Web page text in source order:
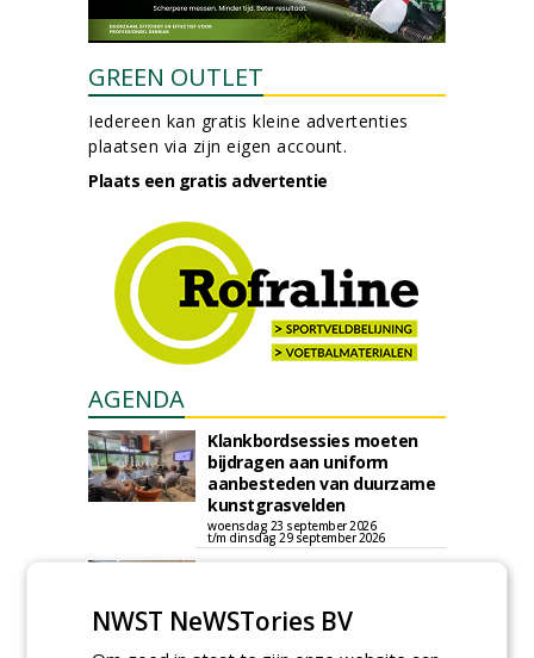
GREEN OUTLET
Iedereen kan gratis kleine advertenties
plaatsen via zijn eigen account.
Plaats een gratis advertentie
AGENDA
Klankbordsessies moeten
bijdragen aan uniform
aanbesteden van duurzame
kunstgrasvelden
woensdag 23 september 2026
t/m dinsdag 29 september 2026
van PEC Zwolle
woensdag 18 november 2026
NWST NeWSTories BV